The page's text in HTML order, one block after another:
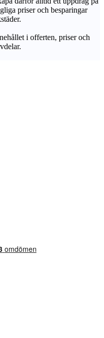
priser och besparingar
i offerten, priser och